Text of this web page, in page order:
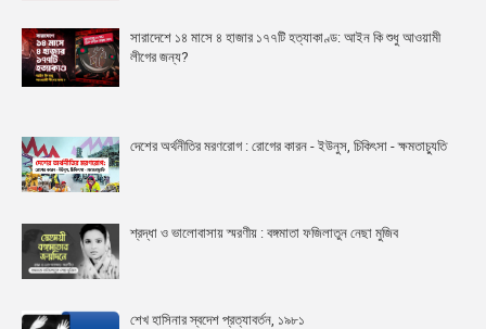
সারাদেশে ১৪ মাসে ৪ হাজার ১৭৭টি হত্যাকাণ্ড: আইন কি শুধু আওয়ামী
লীগের জন্য?
দেশের অর্থনীতির মরণরোগ : রোগের কারন - ইউনুস, চিকিৎসা - ক্ষমতাচ্যুতি
শ্রদ্ধা ও ভালোবাসায় স্মরণীয় : বঙ্গমাতা ফজিলাতুন নেছা মুজিব
শেখ হাসিনার স্বদেশ প্রত্যাবর্তন, ১৯৮১